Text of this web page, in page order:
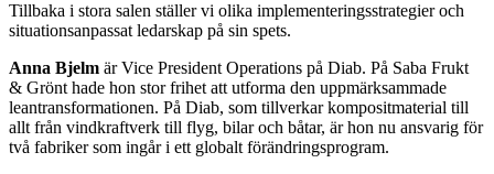
Tillbaka i stora salen ställer vi olika implementeringsstrategier och
situationsanpassat ledarskap på sin spets.
Anna Bjelm är Vice President Operations på Diab. På Saba Frukt
& Grönt hade hon stor frihet att utforma den uppmärksammade
leantransformationen. På Diab, som tillverkar kompositmaterial till
allt från vindkraftverk till flyg, bilar och båtar, är hon nu ansvarig för
två fabriker som ingår i ett globalt förändringsprogram.